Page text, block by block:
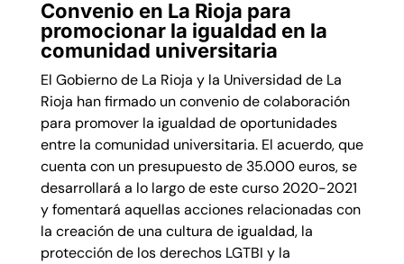
Convenio en La Rioja para
promocionar la igualdad en la
comunidad universitaria
El Gobierno de La Rioja y la Universidad de La
Rioja han firmado un convenio de colaboración
para promover la igualdad de oportunidades
entre la comunidad universitaria. El acuerdo, que
cuenta con un presupuesto de 35.000 euros, se
desarrollará a lo largo de este curso 2020-2021
y fomentará aquellas acciones relacionadas con
la creación de una cultura de igualdad, la
protección de los derechos LGTBI y la